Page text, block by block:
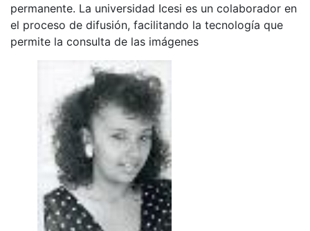
permanente. La universidad Icesi es un colaborador en
el proceso de difusión, facilitando la tecnología que
permite la consulta de las imágenes